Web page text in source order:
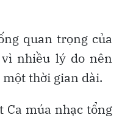
quan trọng của
nhiều lý do nên
thời gian dài.
Ca múa nhạc tổng